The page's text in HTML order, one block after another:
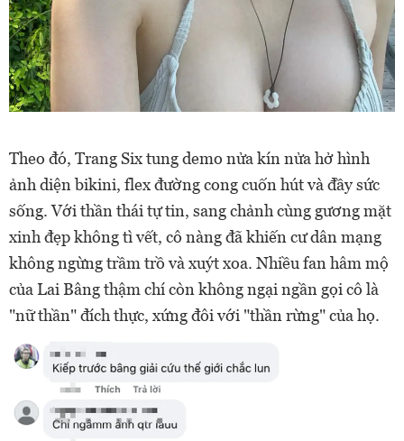
Theo đó, Trang Six tung demo nửa kín nửa hở hình
ảnh diện bikini, flex đường cong cuốn hút và đầy sức
sống. Với thần thái tự tin, sang chảnh cùng gương mặt
xinh đẹp không tì vết, cô nàng đã khiến cư dân mạng
không ngừng trầm trồ và xuýt xoa. Nhiều fan hâm mộ
của Lai Bâng thậm chí còn không ngại ngần gọi cô là
"nữ thần" đích thực, xứng đôi với "thần rừng" của họ.